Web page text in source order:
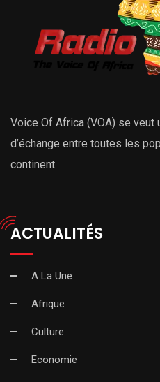
Voice Of Africa (VOA) se veut
d’échange entre toutes les
continent.
ACTUALITÉS
A La Une
Afrique
Culture
Economie